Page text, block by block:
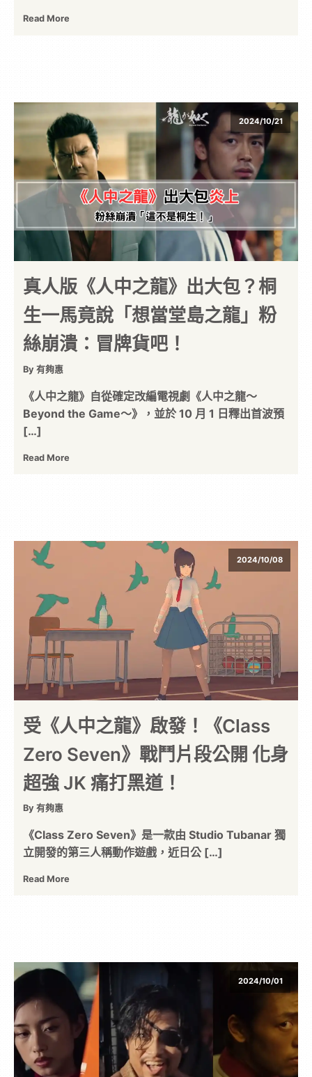
Read More
2024/10/21
真人版《人中之龍》出大包？桐
生一馬竟說「想當堂島之龍」粉
絲崩潰：冒牌貨吧！
By 有夠惠
《人中之龍》自從確定改編電視劇《人中之龍～
Beyond the Game～》，並於 10 月 1 日釋出首波預
[…]
Read More
2024/10/08
受《人中之龍》啟發！《Class
Zero Seven》戰鬥片段公開 化身
超強 JK 痛打黑道！
By 有夠惠
《Class Zero Seven》是一款由 Studio Tubanar 獨
立開發的第三人稱動作遊戲，近日公 […]
Read More
2024/10/01